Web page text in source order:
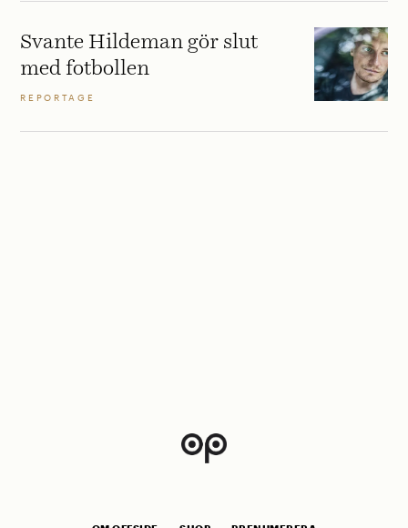
Svante Hildeman gör slut
med fotbollen
REPORTAGE